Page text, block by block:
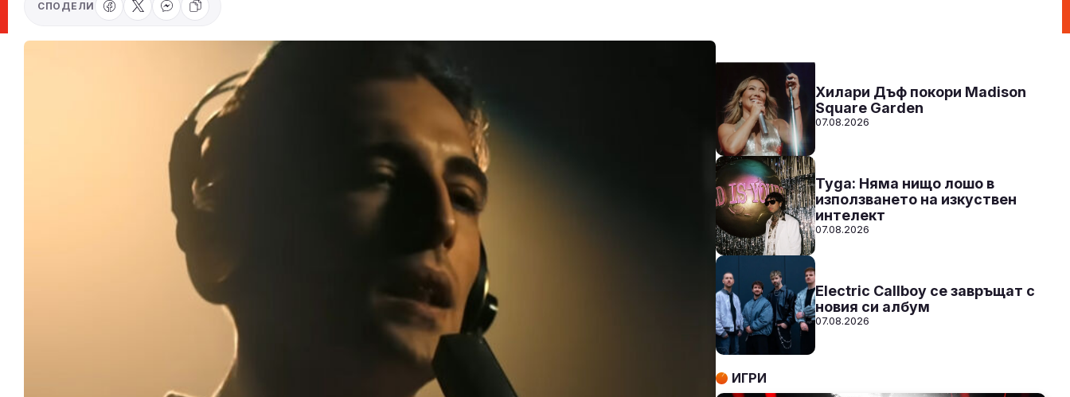
СПОДЕЛИ
СЛУШАЙ
Хилари Дъф покори Madison
Square Garden
07.08.2026
Tyga: Няма нищо лошо в
използването на изкуствен
интелект
07.08.2026
Electric Callboy се завръщат с
новия си албум
07.08.2026
ИГРИ